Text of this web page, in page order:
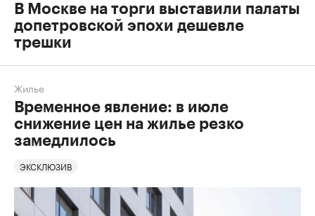
В Москве на торги выставили палаты
допетровской эпохи дешевле
трешки
Жилье
Временное явление: в июле
снижение цен на жилье резко
замедлилось
ЭКСКЛЮЗИВ